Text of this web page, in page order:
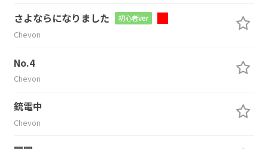
さよならになりました 初心者ver
Chevon
No.4
Chevon
銃電中
Chevon